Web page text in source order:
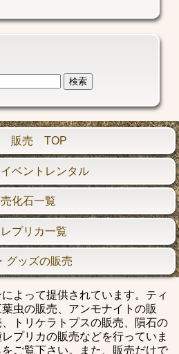
販売 TOP
ベントレンタル
化石一覧
プリカ一覧
グッズの販売
よって提供されています。ティ
虫の販売、アンモナイトの販
トリケラトプスの販売、隕石の
プリカの販売などを行っていま
ご覧下さい。また、販売だけで